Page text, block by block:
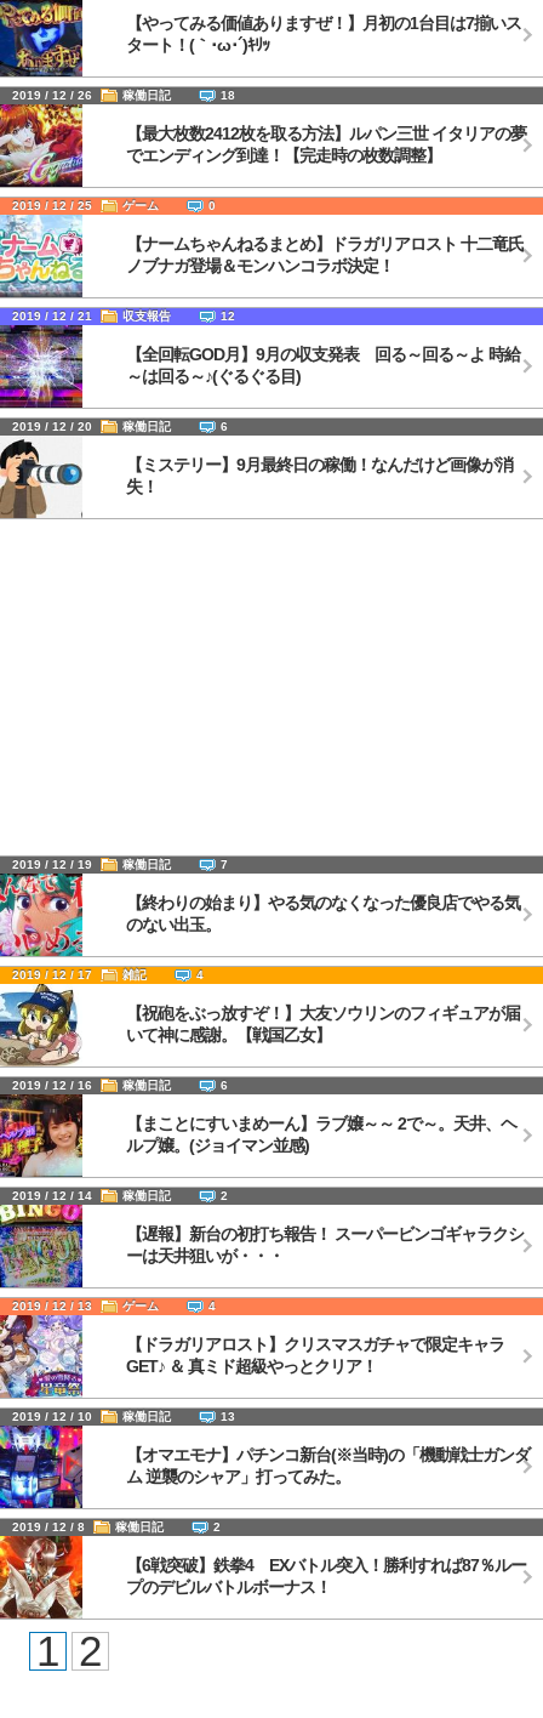
【やってみる価値ありますぜ！】月初の1台目は7揃いス
タート！(｀･ω･´)ｷﾘｯ
2019 / 12 / 26 稼働日記 18
【最大枚数2412枚を取る方法】ルパン三世 イタリアの夢
でエンディング到達！【完走時の枚数調整】
2019 / 12 / 25 ゲーム 0
【ナームちゃんねるまとめ】ドラガリアロスト 十二竜氏
ノブナガ登場＆モンハンコラボ決定！
2019 / 12 / 21 収支報告 12
【全回転GOD月】9月の収支発表 回る～回る～よ 時給
～は回る～♪(ぐるぐる目)
2019 / 12 / 20 稼働日記 6
【ミステリー】9月最終日の稼働！なんだけど画像が消
失！
2019 / 12 / 19 稼働日記 7
【終わりの始まり】やる気のなくなった優良店でやる気
のない出玉。
2019 / 12 / 17 雑記 4
【祝砲をぶっ放すぞ！】大友ソウリンのフィギュアが届
いて神に感謝。【戦国乙女】
2019 / 12 / 16 稼働日記 6
【まことにすいまめーん】ラブ嬢～～ 2で～。天井、ヘ
ルプ嬢。(ジョイマン並感)
2019 / 12 / 14 稼働日記 2
【遅報】新台の初打ち報告！ スーパービンゴギャラクシ
ーは天井狙いが・・・
2019 / 12 / 13 ゲーム 4
【ドラガリアロスト】クリスマスガチャで限定キャラ
GET♪ ＆ 真ミド超級やっとクリア！
2019 / 12 / 10 稼働日記 13
【オマエモナ】パチンコ新台(※当時)の「機動戦士ガンダ
ム 逆襲のシャア」打ってみた。
2019 / 12 / 8 稼働日記 2
【6戦突破】鉄拳4 EXバトル突入！勝利すれば87％ルー
プのデビルバトルボーナス！
1 2